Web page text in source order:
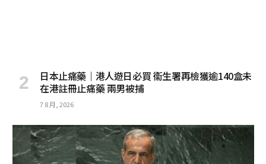
日本止痛藥｜港人遊日必買 衞生署再檢獲逾140盒未
在港註冊止痛藥 兩男被捕
7 8 月, 2026